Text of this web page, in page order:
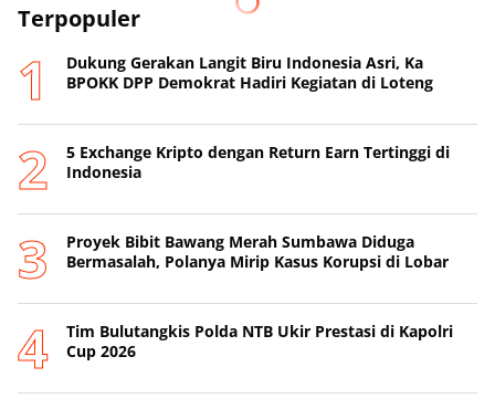
Terpopuler
Dukung Gerakan Langit Biru Indonesia Asri, Ka
BPOKK DPP Demokrat Hadiri Kegiatan di Loteng
5 Exchange Kripto dengan Return Earn Tertinggi di
Indonesia
Proyek Bibit Bawang Merah Sumbawa Diduga
Bermasalah, Polanya Mirip Kasus Korupsi di Lobar
Tim Bulutangkis Polda NTB Ukir Prestasi di Kapolri
Cup 2026